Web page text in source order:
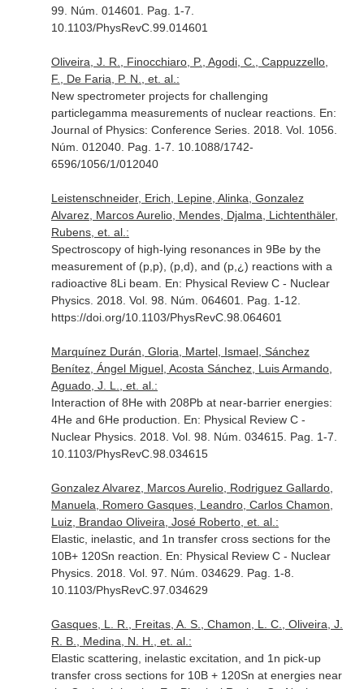
99. Núm. 014601. Pag. 1-7.
10.1103/PhysRevC.99.014601
Oliveira, J. R., Finocchiaro, P., Agodi, C., Cappuzzello,
F., De Faria, P. N., et. al.:
New spectrometer projects for challenging
particlegamma measurements of nuclear reactions. En:
Journal of Physics: Conference Series. 2018. Vol. 1056.
Núm. 012040. Pag. 1-7. 10.1088/1742-
6596/1056/1/012040
Leistenschneider, Erich, Lepine, Alinka, Gonzalez
Alvarez, Marcos Aurelio, Mendes, Djalma, Lichtenthäler,
Rubens, et. al.:
Spectroscopy of high-lying resonances in 9Be by the
measurement of (p,p), (p,d), and (p,¿) reactions with a
radioactive 8Li beam. En: Physical Review C - Nuclear
Physics. 2018. Vol. 98. Núm. 064601. Pag. 1-12.
https://doi.org/10.1103/PhysRevC.98.064601
Marquínez Durán, Gloria, Martel, Ismael, Sánchez
Benítez, Ángel Miguel, Acosta Sánchez, Luis Armando,
Aguado, J. L., et. al.:
Interaction of 8He with 208Pb at near-barrier energies:
4He and 6He production. En: Physical Review C -
Nuclear Physics. 2018. Vol. 98. Núm. 034615. Pag. 1-7.
10.1103/PhysRevC.98.034615
Gonzalez Alvarez, Marcos Aurelio, Rodriguez Gallardo,
Manuela, Romero Gasques, Leandro, Carlos Chamon,
Luiz, Brandao Oliveira, José Roberto, et. al.:
Elastic, inelastic, and 1n transfer cross sections for the
10B+ 120Sn reaction. En: Physical Review C - Nuclear
Physics. 2018. Vol. 97. Núm. 034629. Pag. 1-8.
10.1103/PhysRevC.97.034629
Gasques, L. R., Freitas, A. S., Chamon, L. C., Oliveira, J.
R. B., Medina, N. H., et. al.:
Elastic scattering, inelastic excitation, and 1n pick-up
transfer cross sections for 10B + 120Sn at energies near